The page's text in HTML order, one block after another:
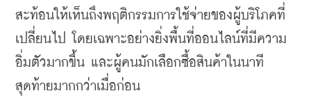
สะท้อนให้เห็นถึงพฤติกรรมการใช้จ่ายของผู้บริโภคที่
เปลี่ยนไป โดยเฉพาะอย่างยิ่งพื้นที่ออนไลน์ที่มีความ
อิ่มตัวมากขึ้น และผู้คนมักเลือกซื้อสินค้าในนาที
สุดท้ายมากกว่าเมื่อก่อน